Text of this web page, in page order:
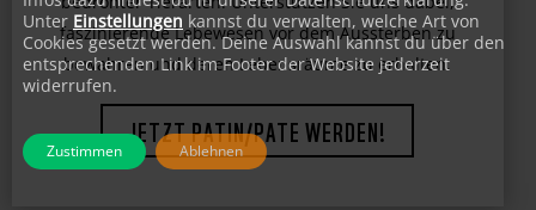
Leisten Sie einen wichtigen Beitrag zum Schutz
bedrohter Tierarten. Unterstützen Sie uns dabei,
faszinierende Lebewesen vor dem Aussterben zu
bewahren und deren Lebensräume zu erhalten.
JETZT PATIN/PATE WERDEN!
Unter Einstellungen kannst du verwalten, welche Art von
Cookies gesetzt werden. Deine Auswahl kannst du über den
entsprechenden Link im Footer der Website jederzeit
widerrufen.
Zustimmen Ablehnen